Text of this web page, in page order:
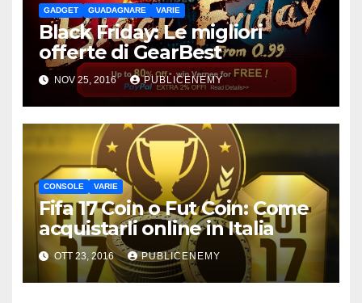
GADGET GUADAGNARE VARIE
Black Friday: Le migliori
offerte di GearBest
NOV 25, 2016 PUBLICENEMY
CONSOLE VARIE
Fifa 17 Coin o Fut Coin: Come
acquistarli online in Italia
OTT 23, 2016 PUBLICENEMY